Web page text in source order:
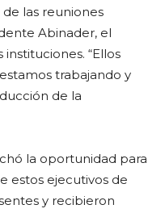
las reuniones
Abinader, el
“Ellos
trabajando y
de la
la oportunidad para
estos ejecutivos de
y recibieron